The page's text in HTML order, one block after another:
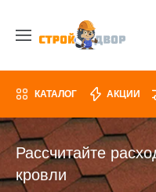
КАТАЛОГ АКЦИИ
Рассчитайте
кровли